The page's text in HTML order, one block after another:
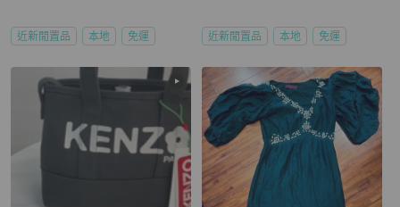
近新閒置品 本地 免運 近新閒置品 本地 免運